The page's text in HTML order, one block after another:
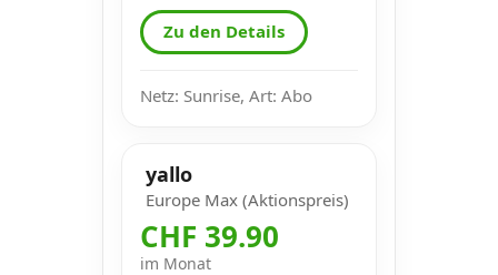
Zu den Details
Netz: Sunrise, Art: Abo
yallo
Europe Max (Aktionspreis)
CHF 39.90
im Monat